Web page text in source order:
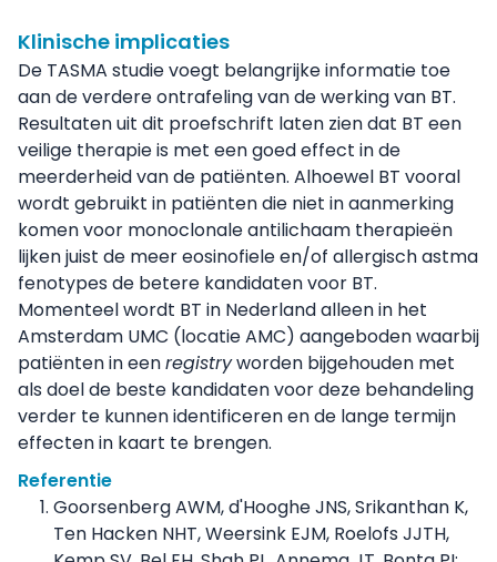
Klinische implicaties
De TASMA studie voegt belangrijke informatie toe
aan de verdere ontrafeling van de werking van BT.
Resultaten uit dit proefschrift laten zien dat BT een
veilige therapie is met een goed effect in de
meerderheid van de patiënten. Alhoewel BT vooral
wordt gebruikt in patiënten die niet in aanmerking
komen voor monoclonale antilichaam therapieën
lijken juist de meer eosinofiele en/of allergisch astma
fenotypes de betere kandidaten voor BT.
Momenteel wordt BT in Nederland alleen in het
Amsterdam UMC (locatie AMC) aangeboden waarbij
patiënten in eenregistryworden bijgehouden met
als doel de beste kandidaten voor deze behandeling
verder te kunnen identificeren en de lange termijn
effecten in kaart te brengen.
Referentie
Goorsenberg AWM, d'Hooghe JNS, Srikanthan K,
Ten Hacken NHT, Weersink EJM, Roelofs JJTH,